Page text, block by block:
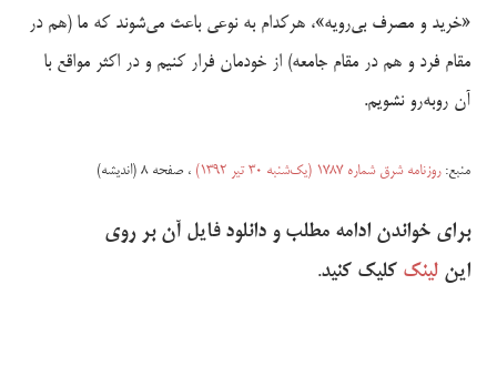
«خرید و مصرف بی‌رویه»، هرکدام به نوعی باعث می‌شوند که ما (هم در
مقام فرد و هم در مقام جامعه) از خودمان فرار کنیم و در اکثر مواقع با
آن روبه‌رو نشویم.
منبع:روزنامه شرق شماره ۱۷۸۷ (یک‌شنبه ۳۰ تیر ۱۳۹۲) ، صفحه ۸ (اندیشه)
برای خواندن ادامه مطلب و دانلود فایل آن بر روی
این لینک کلیک کنید.